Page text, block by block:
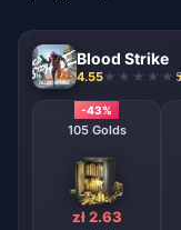
Blood Strike
4.55
-43%
105 Golds
zł 2.63